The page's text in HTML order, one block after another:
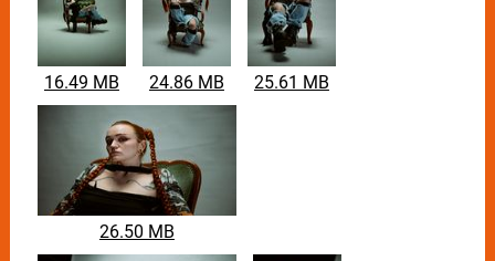
Gedanken und Geschichten, die Taby in den letzten
Jahren wiederentdeckte und nun aufarbeitet.
Hypomane Phasen und depressive Episoden stehen
sich nicht nur lyrisch, sondern auch musikalisch
gegenüber, sodass jedes Symptom in einem eigenen
Song Platz findet. Rap-Songs mit experimentellen
Einflüssen, die Geschichten von Selbstüberschätzung
und -bewusstsein erzählen, stehen im direkten
Kontrast zu ruhigen Songs über Selbstzweifel und
Ängste. Der stilistische Cut in der Mitte des Albums ist
nicht weniger als die authentische Abbildung Tabys
innerster Gefühle.
16.49 MB 24.86 MB 25.61 MB
26.50 MB